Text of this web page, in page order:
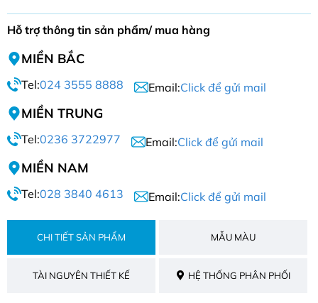
Hỗ trợ thông tin sản phẩm/ mua hàng
MIỀN BẮC
Tel:024 3555 8888 Email:Click để gửi mail
MIỀN TRUNG
Tel:0236 3722977 Email:Click để gửi mail
MIỀN NAM
Tel:028 3840 4613 Email:Click để gửi mail
CHI TIẾT SẢN PHẨM MẪU MÀU
TÀI NGUYÊN THIẾT KẾ HỆ THỐNG PHÂN PHỐI